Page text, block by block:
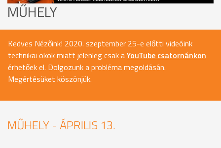
MŰHELY
Kedves Nézőink! 2020. szeptember 25-e előtti videóink
technikai okok miatt jelenleg csak aYouTube csatornánkon
érhetőek el. Dolgozunk a probléma megoldásán.
Megértésüket köszönjük.
MŰHELY - ÁPRILIS 13.